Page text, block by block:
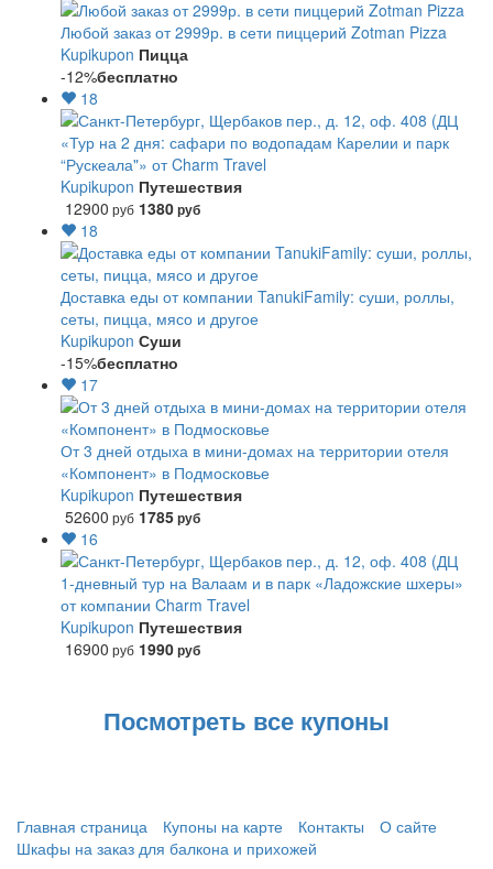
Любой заказ от 2999р. в сети пиццерий Zotman Pizza
Kupikupon Пицца
-12%бесплатно
18
«Тур на 2 дня: сафари по водопадам Карелии и парк
“Рускеала"» от Charm Travel
Kupikupon Путешествия
12900 руб 1380руб
18
Доставка еды от компании TanukiFamily: суши, роллы,
сеты, пицца, мясо и другое
Kupikupon Суши
-15%бесплатно
17
От 3 дней отдыха в мини-домах на территории отеля
«Компонент» в Подмосковье
Kupikupon Путешествия
52600 руб 1785руб
16
1-дневный тур на Валаам и в парк «Ладожские шхеры»
от компании Charm Travel
Kupikupon Путешествия
16900 руб 1990руб
Посмотреть все купоны
Главная страница Купоны на карте Контакты
О сайте
Шкафы на заказ для балкона и прихожей